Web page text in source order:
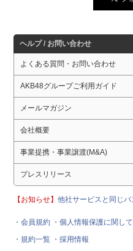
ヘルプ / お問い合わせ
よくある質問・お問い合わせ
AKB48グループご利用ガイド
メールマガジン
会社概要
事業提携・事業譲渡(M&A)
プレスリリース
【お知らせ】他社サービスと同じ
・会員規約 ・個人情報保護に関して
・規約一覧 ・採用情報